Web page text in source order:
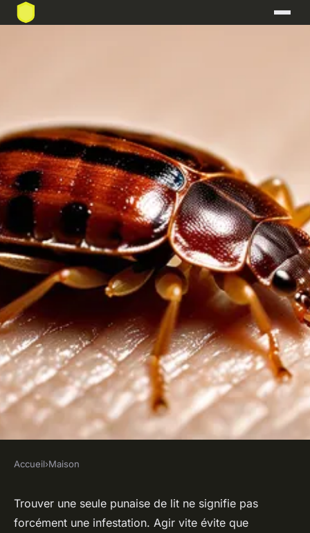
Une seule punaise de lit : que
Accueil›Maison
Trouver une seule punaise de lit ne signifie pas
forcément une infestation. Agir vite évite que